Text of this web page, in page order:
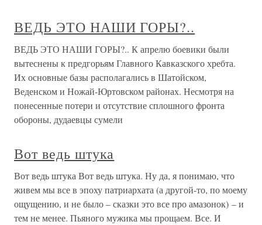
ВЕДЬ ЭТО НАШИ ГОРЫ?..
ВЕДЬ ЭТО НАШИ ГОРЫ?.. К апрелю боевики были
вытеснены к предгорьям Главного Кавказского хребта.
Их основные базы располагались в Шатойском,
Веденском и Ножай-Юртовском районах. Несмотря на
понесенные потери и отсутствие сплошного фронта
обороны, дудаевцы сумели
Вот ведь штука
Вот ведь штука Вот ведь штука. Ну да, я понимаю, что
живем мы все в эпоху патриархата (а другой-то, по моему
ощущению, и не было – сказки это все про амазонок) – и
тем не менее. Пьяного мужика мы прощаем. Все. И